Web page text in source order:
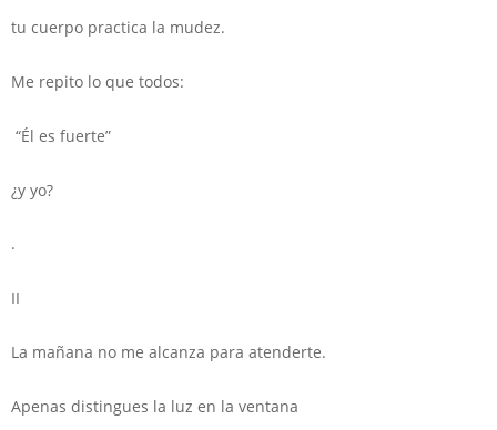
tu cuerpo practica la mudez.
Me repito lo que todos:
“Él es fuerte”
¿y yo?
.
II
La mañana no me alcanza para atenderte.
Apenas distingues la luz en la ventana